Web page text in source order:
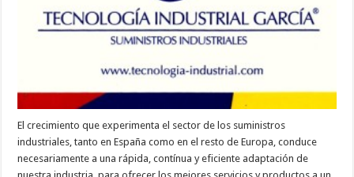
El crecimiento que experimenta el sector de los suministros
industriales, tanto en España como en el resto de Europa, conduce
necesariamente a una rápida, contínua y eficiente adaptación de